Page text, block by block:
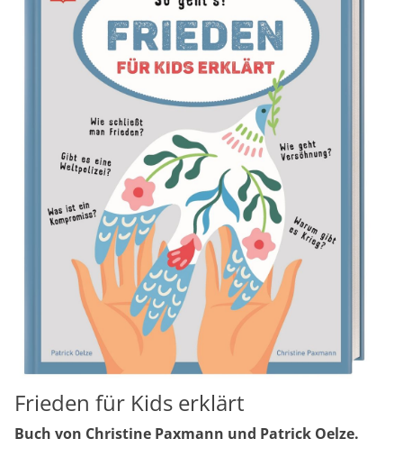
Frieden für Kids erklärt
Buch von Christine Paxmann und Patrick Oelze.